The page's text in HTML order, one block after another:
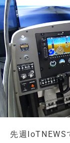
先週IoTNEWS